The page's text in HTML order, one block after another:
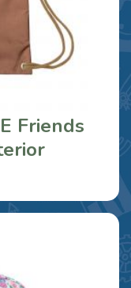
Friends